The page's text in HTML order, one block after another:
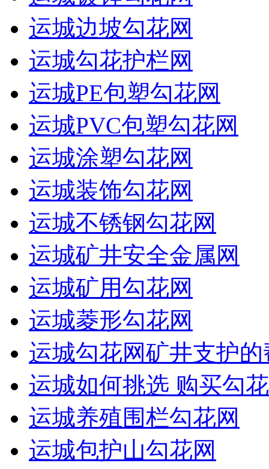
运城边坡勾花网
运城勾花护栏网
运城PE包塑勾花网
运城PVC包塑勾花网
运城涂塑勾花网
运城装饰勾花网
运城不锈钢勾花网
运城矿井安全金属网
运城矿用勾花网
运城菱形勾花网
运城勾花网矿井支护的
运城如何挑选 购买勾
运城养殖围栏勾花网
运城包护山勾花网